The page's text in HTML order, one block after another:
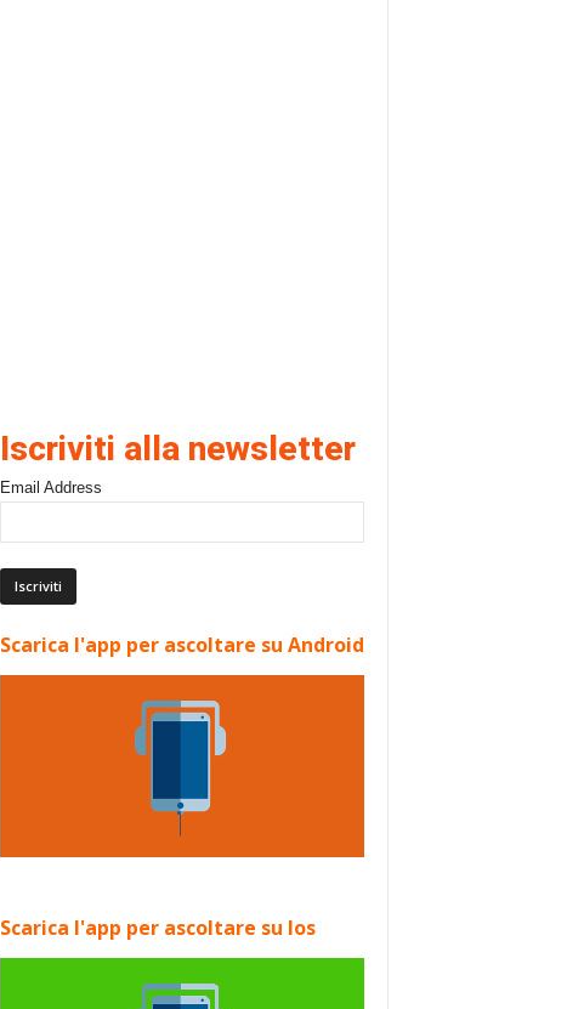
Iscriviti alla newsletter
Email Address
Scarica l'app per ascoltare su Android
Scarica l'app per ascoltare su Ios